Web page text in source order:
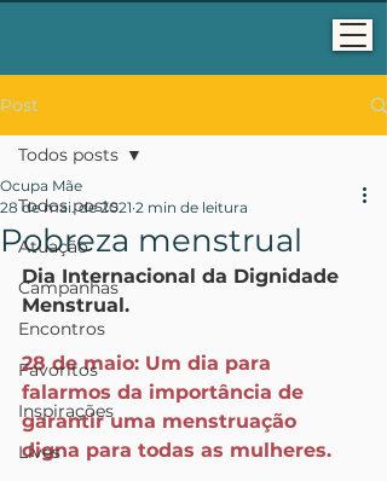
Post
Todos posts
Atuação
Campanhas
Encontros
Favoritos
Inspirações
Lives
Todos posts
Pobreza menstrual
Ocupa Mãe
28 de mai. de 2021 2 min de leitura
Dia Internacional da Dignidade
Menstrual.
28 de maio: Um dia para
falarmos da importância de
garantir uma menstruação
digna para todas as mulheres.